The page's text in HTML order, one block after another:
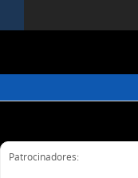
Patrocinadores: